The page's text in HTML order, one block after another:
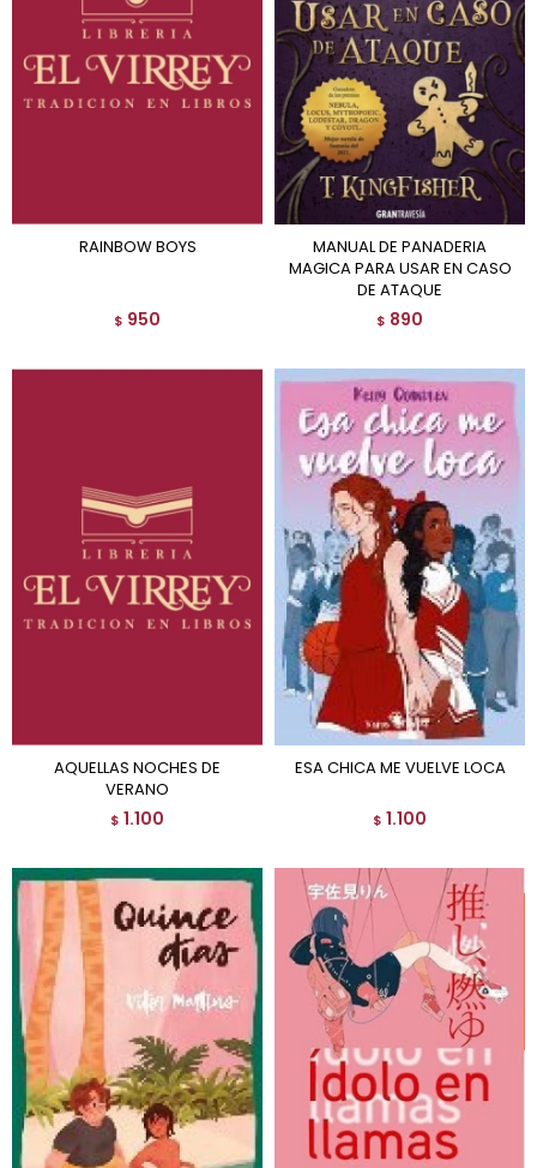
RAINBOW BOYS
$ 950
MANUAL DE PANADERIA
MAGICA PARA USAR EN CASO
DE ATAQUE
$ 890
AQUELLAS NOCHES DE
VERANO
$ 1.100
ESA CHICA ME VUELVE LOCA
$ 1.100